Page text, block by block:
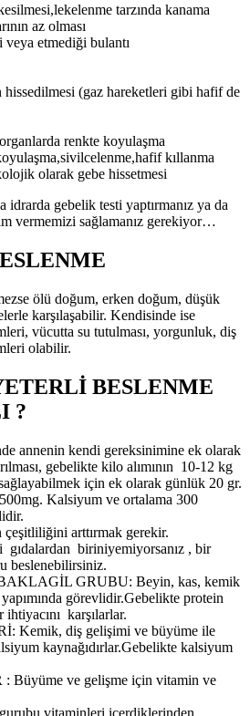
tarzında kanama
az olması
veya etmediği bulantı
hissedilmesi (gaz hareketleri gibi hafif de
renkte koyulaşma
kıllanma
olarak gebe hissetmesi
gebelik testi yaptırmanız ya da
vermemizi sağlamanız gerekiyor…
ölü doğum, erken doğum, düşük
karşılaşabilir. Kendisinde ise
vücutta su tutulması, yorgunluk, diş
olabilir.
BESLENME
?
annenin kendi gereksinimine ek olarak
gebelikte kilo alımının 10-12 kg
sağlayabilmek için ek olarak günlük 20 gr.
Kalsiyum ve ortalama 300
arttırmak gerekir.
gıdalardan biriniyemiyorsanız , bir
beslenebilirsiniz.
GRUBU: Beyin, kas, kemik
görevlidir.Gebelikte protein
karşılarlar.
Kemik, diş gelişimi ve büyüme ile
kaynağıdırlar.Gebelikte kalsiyum
Büyüme ve gelişme için vitamin ve
vitaminleri içerdiklerinden